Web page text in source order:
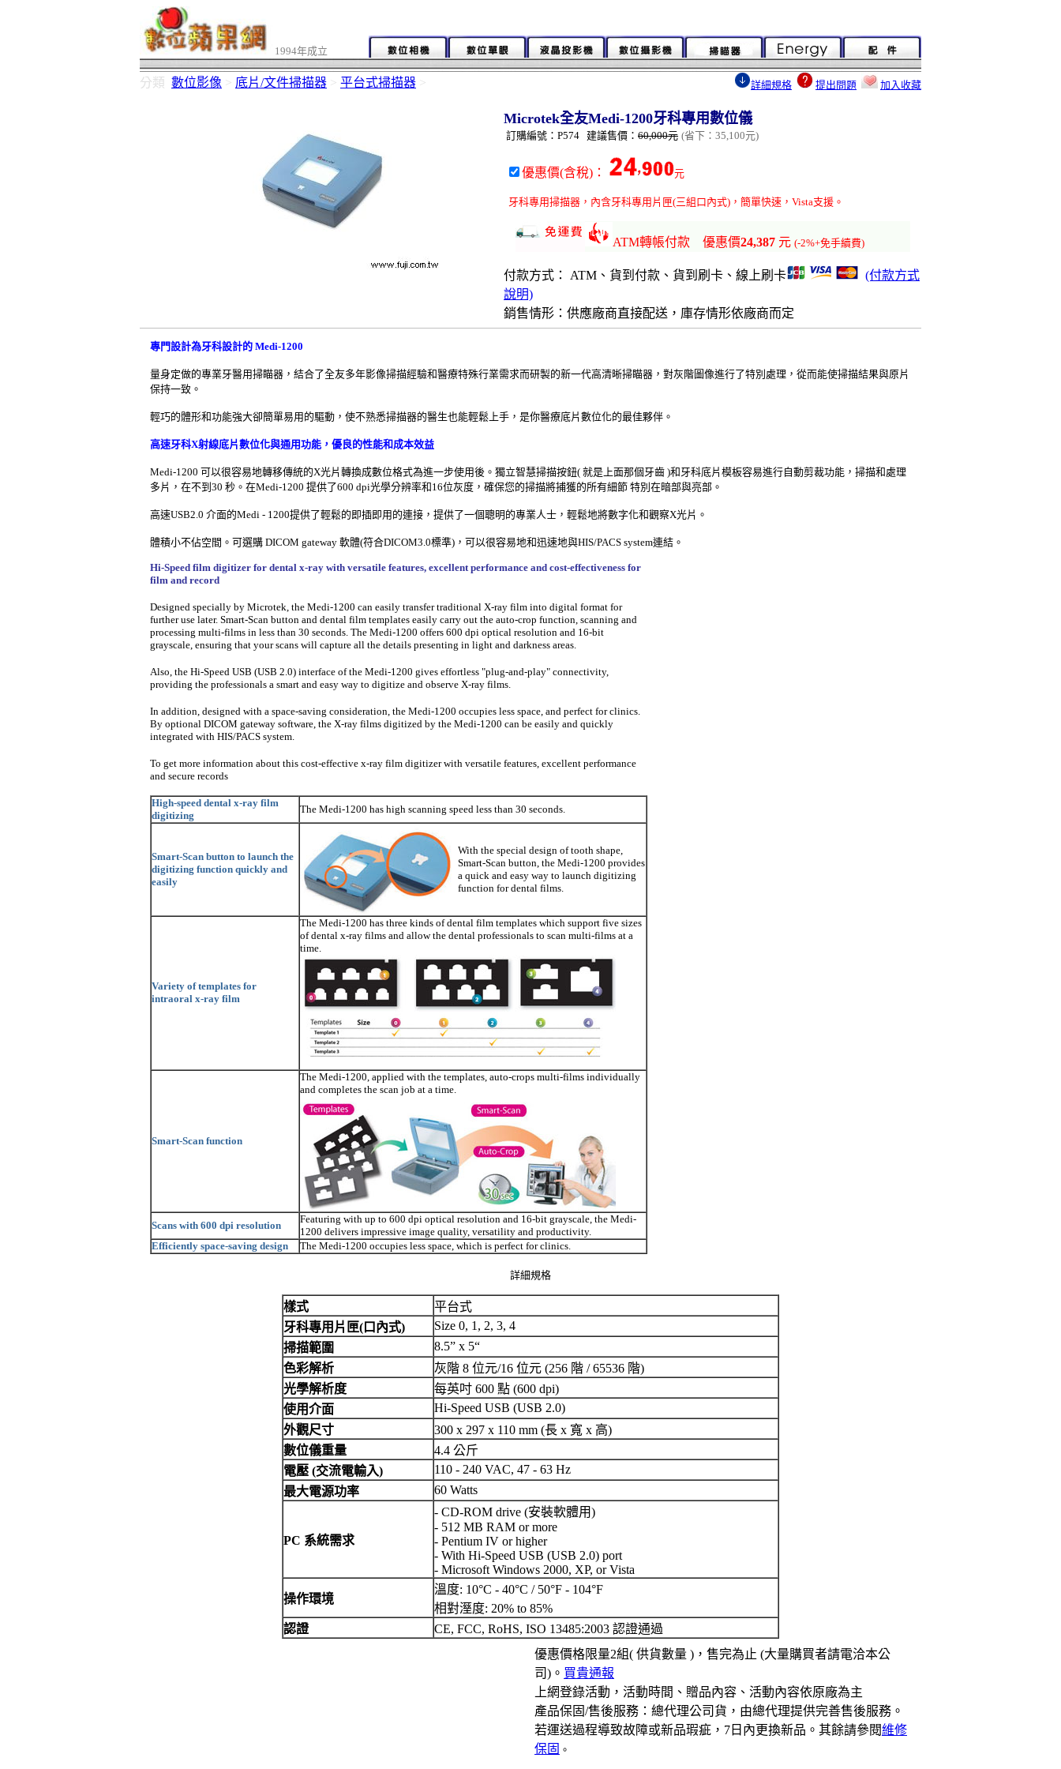
1994年成立
分類 數位影像 > 底片/文件掃描器 > 平台式掃描器 > 詳細規格 提出問題 加入收藏
Microtek全友Medi-1200牙科專用數位儀
訂購編號：P574 建議售價： 60,000元 (省下：35,100元)
優惠價(含稅)： 元
牙科專用掃描器，內含牙科專用片匣(三組口內式)，簡單快速，Vista支援。
ATM轉帳付款 優惠價24,387 元 (-2%+免手續費)
付款方式： ATM、貨到付款、貨到刷卡、線上刷卡
(付款方式
說明)
銷售情形：供應廠商直接配送，庫存情形依廠商而定
專門設計為牙科設計的 Medi-1200
量身定做的專業牙醫用掃瞄器，結合了全友多年影像掃描經驗和醫療特殊行業需求而研製的新一代高清晰掃瞄器，對灰階圖像進行了特別處理，從而能使掃描結果與原片
保持一致。
輕巧的體形和功能強大卻簡單易用的驅動，使不熟悉掃描器的醫生也能輕鬆上手，是你醫療底片數位化的最佳夥伴。
高速牙科X射線底片數位化與通用功能，優良的性能和成本效益
Medi-1200 可以很容易地轉移傳統的X光片轉換成數位格式為進一步使用後。獨立智慧掃描按鈕( 就是上面那個牙齒 )和牙科底片模板容易進行自動剪裁功能，掃描和處理
多片，在不到30 秒。在Medi-1200 提供了600 dpi光學分辨率和16位灰度，確保您的掃描將捕獲的所有細節 特別在暗部與亮部。
高速USB2.0 介面的Medi - 1200提供了輕鬆的即插即用的連接，提供了一個聰明的專業人士，輕鬆地將數字化和觀察X光片。
體積小不佔空間。可選購 DICOM gateway 軟體(符合DICOM3.0標準)，可以很容易地和迅速地與HIS/PACS system連結。
Hi-Speed film digitizer for dental x-ray with versatile features, excellent performance and cost-effectiveness for
film and record
Designed specially by Microtek, the Medi-1200 can easily transfer traditional X-ray film into digital format for
further use later. Smart-Scan button and dental film templates easily carry out the auto-crop function, scanning and
processing multi-films in less than 30 seconds. The Medi-1200 offers 600 dpi optical resolution and 16-bit
grayscale, ensuring that your scans will capture all the details presenting in light and darkness areas.
Also, the Hi-Speed USB (USB 2.0) interface of the Medi-1200 gives effortless "plug-and-play" connectivity,
providing the professionals a smart and easy way to digitize and observe X-ray films.
In addition, designed with a space-saving consideration, the Medi-1200 occupies less space, and perfect for clinics.
By optional DICOM gateway software, the X-ray films digitized by the Medi-1200 can be easily and quickly
integrated with HIS/PACS system.
To get more information about this cost-effective x-ray film digitizer with versatile features, excellent performance
and secure records
High-speed dental x-ray film
digitizing
The Medi-1200 has high scanning speed less than 30 seconds.
Smart-Scan button to launch the
digitizing function quickly and
easily
With the special design of tooth shape,
Smart-Scan button, the Medi-1200 provides
a quick and easy way to launch digitizing
function for dental films.
Variety of templates for
intraoral x-ray film
The Medi-1200 has three kinds of dental film templates which support five sizes
of dental x-ray films and allow the dental professionals to scan multi-films at a
time.
Smart-Scan function
The Medi-1200, applied with the templates, auto-crops multi-films individually
and completes the scan job at a time.
Scans with 600 dpi resolution
Featuring with up to 600 dpi optical resolution and 16-bit grayscale, the Medi-
1200 delivers impressive image quality, versatility and productivity.
Efficiently space-saving design
The Medi-1200 occupies less space, which is perfect for clinics.
詳細規格
樣式
平台式
牙科專用片匣(口內式)
Size 0, 1, 2, 3, 4
掃描範圍
8.5” x 5“
色彩解析
灰階 8 位元/16 位元 (256 階 / 65536 階)
光學解析度
每英吋 600 點 (600 dpi)
使用介面
Hi-Speed USB (USB 2.0)
外觀尺寸
300 x 297 x 110 mm (長 x 寬 x 高)
數位儀重量
4.4 公斤
電壓 (交流電輸入)
110 - 240 VAC, 47 - 63 Hz
最大電源功率
60 Watts
PC 系統需求
- CD-ROM drive (安裝軟體用)
- 512 MB RAM or more
- Pentium IV or higher
- With Hi-Speed USB (USB 2.0) port
- Microsoft Windows 2000, XP, or Vista
操作環境
溫度: 10°C - 40°C / 50°F - 104°F
相對溼度: 20% to 85%
認證
CE, FCC, RoHS, ISO 13485:2003 認證通過
優惠價格限量2組( 供貨數量 )，售完為止 (大量購買者請電洽本公
司) 。 買貴通報
上網登錄活動，活動時間、贈品內容、活動內容依原廠為主
產品保固/售後服務：總代理公司貨，由總代理提供完善售後服務。
若運送過程導致故障或新品瑕疵，7日內更換新品。其餘請參閱維修
保固 。